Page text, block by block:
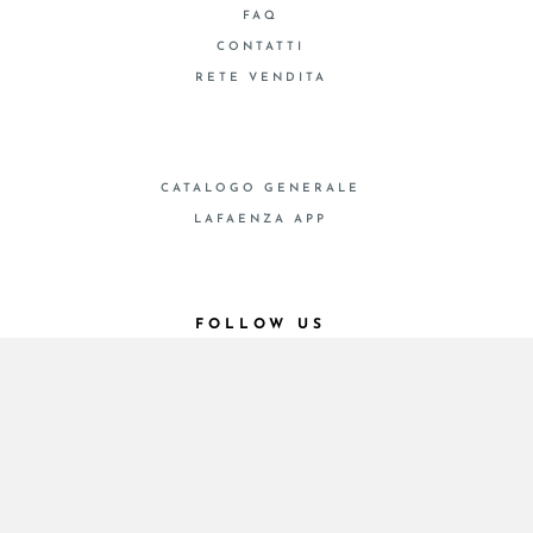
FAQ
CONTATTI
RETE VENDITA
CATALOGO GENERALE
LAFAENZA APP
FOLLOW US